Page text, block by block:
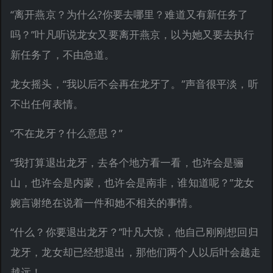
“离开燕京？为什么?你要去哪里？难道又有新任务了
吗？”叶凡听说龙女又要离开燕京，以为她又要去执行
新任务了，不由急道。
龙女摇头，“我以后不会再在龙牙了。”声音很平淡，听
不出任何表情。
“不在龙牙？什么意思？”
“我打算退出龙牙，去各个地方看一看，也许会是骊
山，也许会是内蒙，也许会是南非，谁知道呢？”龙女
婉言谢绝在说着一件和她不相关的事情。
“什么？你要退出龙牙？”叶凡大惊，他自己刚刚想回归
龙牙，龙女却已经想退出，那他们两个人以后叶会越走